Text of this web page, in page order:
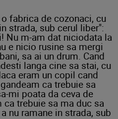
fabrica de cozonaci, cu
strada, sub cerul liber":
Nu m-am dat niciodata la
e nicio rusine sa mergi
sa ai un drum. Cand
langa cine sa stai, cu
eram un copil cand
ca trebuie sa
mi poata da ceva de
ca trebuie sa ma duc sa
nu ramane in strada, sub